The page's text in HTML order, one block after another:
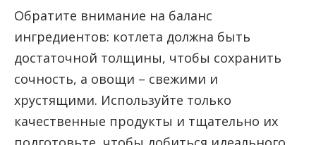
Обратите внимание на баланс
ингредиентов: котлета должна быть
достаточной толщины, чтобы сохранить
сочность, а овощи – свежими и
хрустящими. Используйте только
качественные продукты и тщательно их